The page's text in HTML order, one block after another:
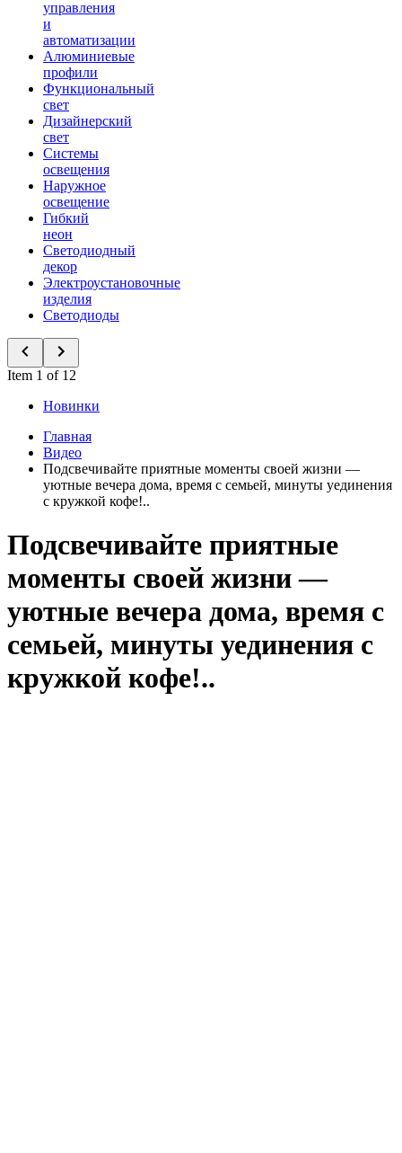
управления
и
автоматизации
Алюминиевые
профили
Функциональный
свет
Дизайнерский
свет
Системы
освещения
Наружное
освещение
Гибкий
неон
Светодиодный
декор
Электроустановочные
изделия
Светодиоды
Item 1 of 12
Новинки
Главная
Видео
Подсвечивайте приятные моменты своей жизни —
уютные вечера дома, время с семьей, минуты уединения
с кружкой кофе!..
Подсвечивайте приятные
моменты своей жизни —
уютные вечера дома, время с
семьей, минуты уединения с
кружкой кофе!..